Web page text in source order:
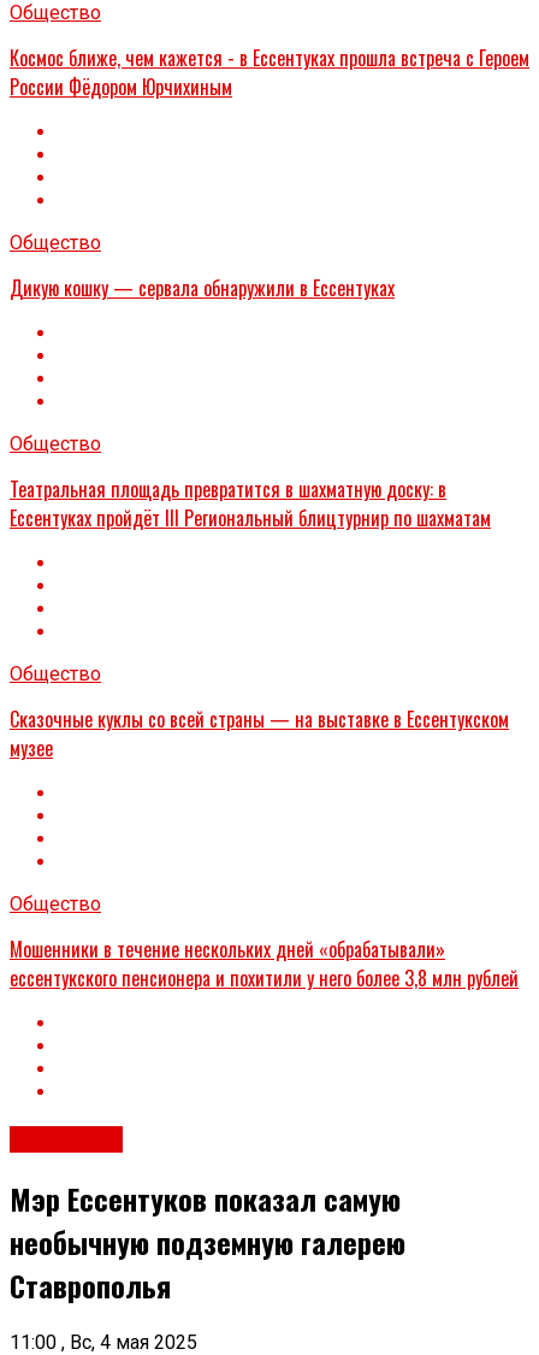
Общество
Космос ближе, чем кажется - в Ессентуках прошла встреча с Героем
России Фёдором Юрчихиным
Общество
Дикую кошку — сервала обнаружили в Ессентуках
Общество
Театральная площадь превратится в шахматную доску: в
Ессентуках пройдёт III Региональный блицтурнир по шахматам
Общество
Сказочные куклы со всей страны — на выставке в Ессентукском
музее
Общество
Мошенники в течение нескольких дней «обрабатывали»
ессентукского пенсионера и похитили у него более 3,8 млн рублей
Мэр Ессентуков показал самую
необычную подземную галерею
Ставрополья
11:00 , Вс, 4 мая 2025